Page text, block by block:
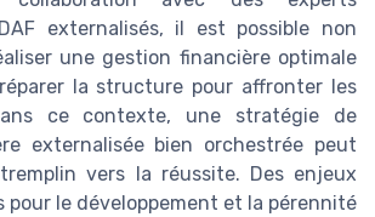
externalisés, il est possible non
une gestion financière optimale
la structure pour affronter les
ce contexte, une stratégie de
externalisée bien orchestrée peut
vers la réussite. Des enjeux
pour le développement et la pérennité